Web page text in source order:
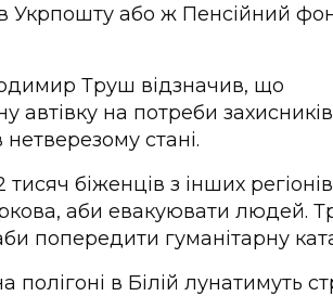
Укрпошту або ж Пенсійний
Труш відзначив, що
на потреби
стані.
біженців з інших
аби евакуювати людей.
попередити гуманітарну
полігоні в Білій лунатимуть